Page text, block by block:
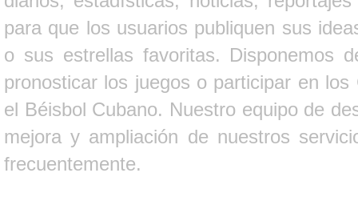
para que los usuarios publiquen sus
o sus estrellas favoritas. Disponemos
pronosticar los juegos o participar en
el Béisbol Cubano. Nuestro equipo de
mejora y ampliación de nuestros
frecuentemente.